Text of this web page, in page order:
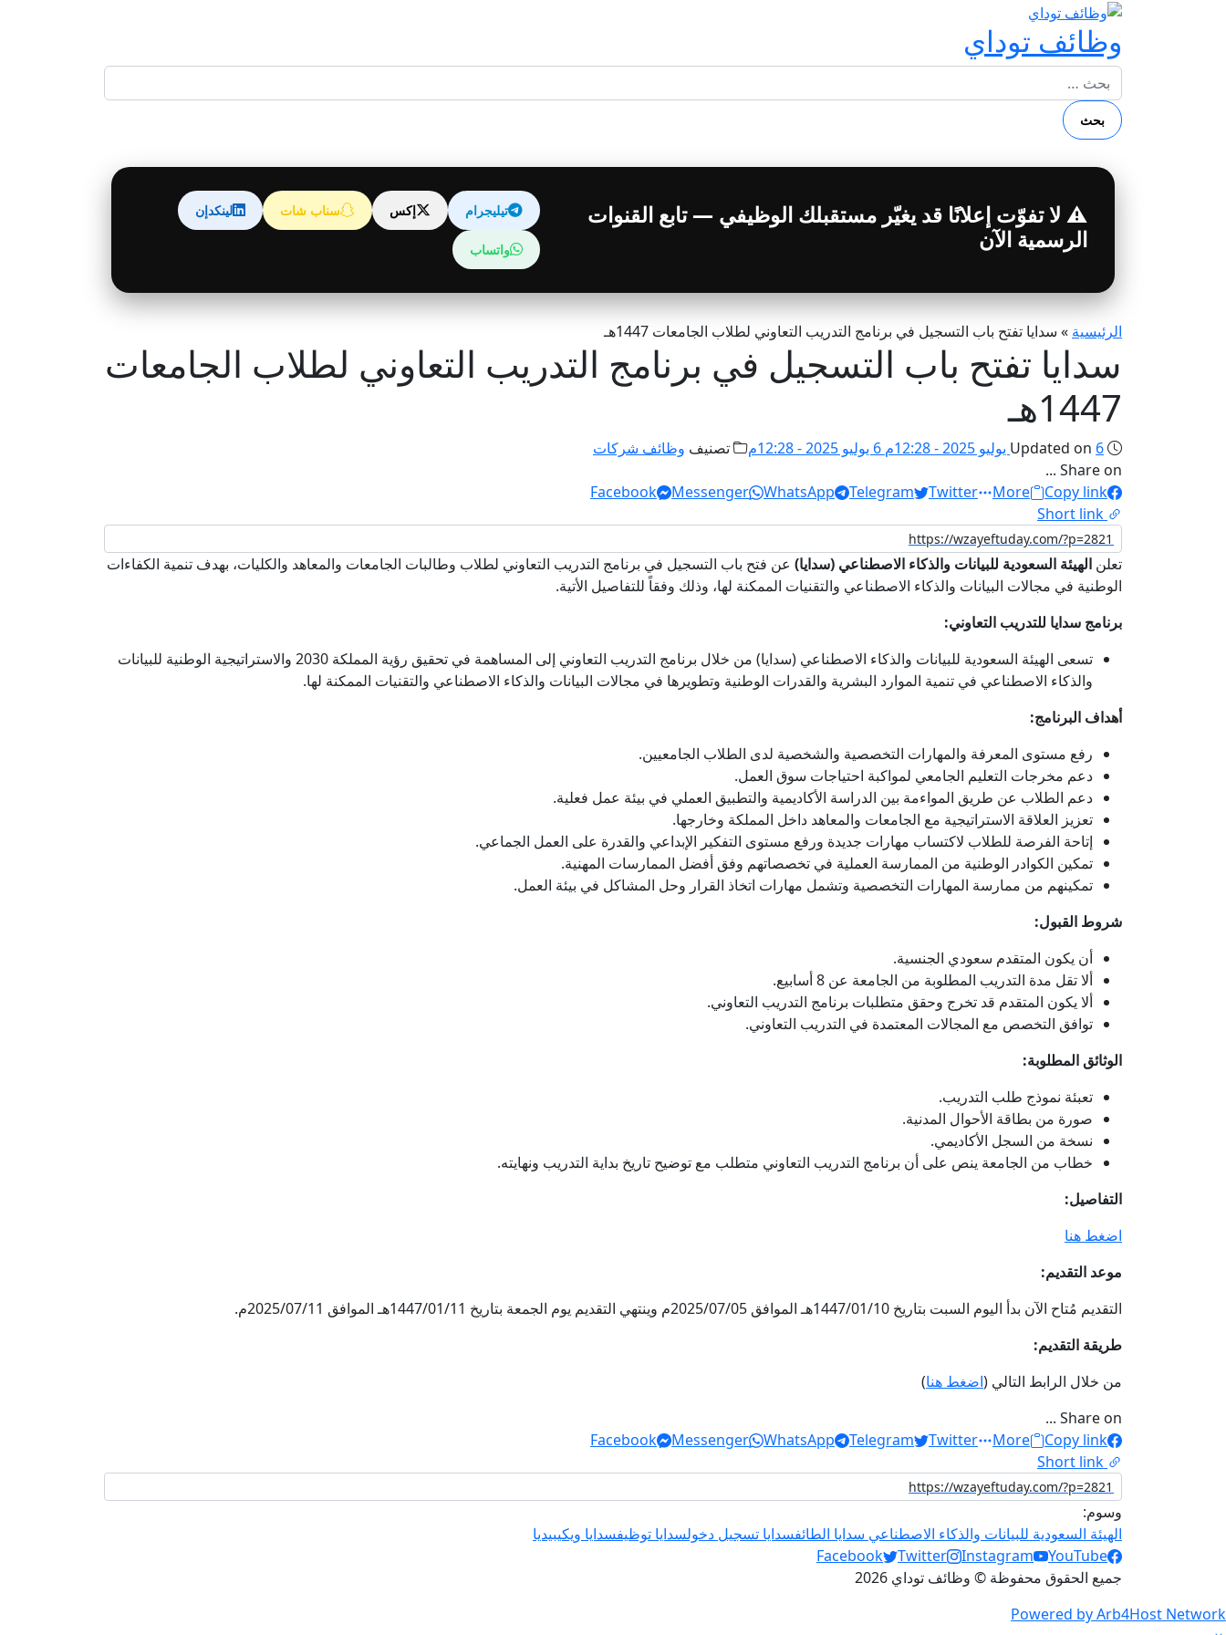
وظائف توداي
البحث عن:
⚠️ لا تفوّت إعلانًا قد يغيّر مستقبلك الوظيفي — تابع القنوات
الرسمية الآن
تيليجرام إكس سناب شات لينكدإن
واتساب
الرئيسية » سدايا تفتح باب التسجيل في برنامج التدريب التعاوني لطلاب الجامعات 1447هـ
سدايا تفتح باب التسجيل في برنامج التدريب التعاوني لطلاب الجامعات
1447هـ
Updated on 6 يوليو 2025 - 12:28م 6 يوليو 2025 - 12:28م تصنيف وظائف شركات
Share on ...
Facebook
Messenger WhatsApp Telegram Twitter More
Copy link
Short link
تعلن الهيئة السعودية للبيانات والذكاء الاصطناعي (سدايا) عن فتح باب التسجيل في برنامج التدريب التعاوني لطلاب وطالبات الجامعات والمعاهد والكليات، بهدف تنمية الكفاءات
الوطنية في مجالات البيانات والذكاء الاصطناعي والتقنيات الممكنة لها، وذلك وفقاً للتفاصيل الأتية.
برنامج سدايا للتدريب التعاوني:
تسعى الهيئة السعودية للبيانات والذكاء الاصطناعي (سدايا) من خلال برنامج التدريب التعاوني إلى المساهمة في تحقيق رؤية المملكة 2030 والاستراتيجية الوطنية للبيانات
والذكاء الاصطناعي في تنمية الموارد البشرية والقدرات الوطنية وتطويرها في مجالات البيانات والذكاء الاصطناعي والتقنيات الممكنة لها.
أهداف البرنامج:
رفع مستوى المعرفة والمهارات التخصصية والشخصية لدى الطلاب الجامعيين.
دعم مخرجات التعليم الجامعي لمواكبة احتياجات سوق العمل.
دعم الطلاب عن طريق المواءمة بين الدراسة الأكاديمية والتطبيق العملي في بيئة عمل فعلية.
تعزيز العلاقة الاستراتيجية مع الجامعات والمعاهد داخل المملكة وخارجها.
إتاحة الفرصة للطلاب لاكتساب مهارات جديدة ورفع مستوى التفكير الإبداعي والقدرة على العمل الجماعي.
تمكين الكوادر الوطنية من الممارسة العملية في تخصصاتهم وفق أفضل الممارسات المهنية.
تمكينهم من ممارسة المهارات التخصصية وتشمل مهارات اتخاذ القرار وحل المشاكل في بيئة العمل.
شروط القبول:
أن يكون المتقدم سعودي الجنسية.
ألا تقل مدة التدريب المطلوبة من الجامعة عن 8 أسابيع.
ألا يكون المتقدم قد تخرج وحقق متطلبات برنامج التدريب التعاوني.
توافق التخصص مع المجالات المعتمدة في التدريب التعاوني.
الوثائق المطلوبة:
تعبئة نموذج طلب التدريب.
صورة من بطاقة الأحوال المدنية.
نسخة من السجل الأكاديمي.
خطاب من الجامعة ينص على أن برنامج التدريب التعاوني متطلب مع توضيح تاريخ بداية التدريب ونهايته.
التفاصيل:
اضغط هنا
موعد التقديم:
التقديم مُتاح الآن بدأ اليوم السبت بتاريخ 1447/01/10هـ الموافق 2025/07/05م وينتهي التقديم يوم الجمعة بتاريخ 1447/01/11هـ الموافق 2025/07/11م.
طريقة التقديم:
من خلال الرابط التالي (اضغط هنا)
Share on ...
Facebook
Messenger WhatsApp Telegram Twitter More
Copy link
Short link
وسوم:
الهيئة السعودية للبيانات والذكاء الاصطناعي سدايا الطائفسدايا تسجيل دخولسدايا توظيفسدايا ويكيبيديا
Social Links
Facebook Twitter Instagram
YouTube
جميع الحقوق محفوظة © وظائف توداي 2026
Powered by Arb4Host Network